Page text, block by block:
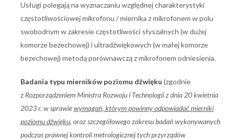
Usługi polegają na wyznaczaniu względnej charakterystyki
częstotliwościowej mikrofonu / miernika z mikrofonem w polu
swobodnym w zakresie częstotliwości słyszalnych (w dużej
komorze bezechowej) i ultradźwiękowych (w małej komorze
bezechowej) metodą porównawczą z mikrofonem odniesienia.
Badania typu mierników poziomu dźwięku (zgodnie
z Rozporządzeniem Ministra Rozwoju i Technologii z dnia 20 kwietnia
2023 r. w sprawiewymagań, którym powinny odpowiadać mierniki
poziomu dźwięku, oraz szczegółowego zakresu badań wykonywanych
podczas prawnej kontroli metrologicznej tych przyrządów